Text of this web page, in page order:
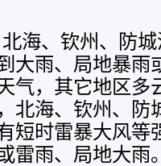
海、钦州、防
大雨、局地暴雨
气，其它地区多
北海、钦州、防
短时雷暴大风等
雷雨、局地大雨